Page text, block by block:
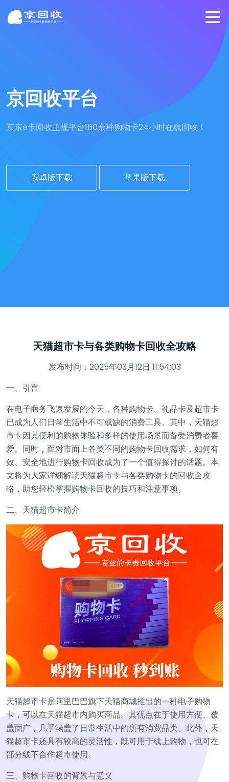
京回收平台
京东e卡回收正规平台160余种购物卡24小时在线回收！
安卓版下载 苹果版下载
天猫超市卡与各类购物卡回收全攻略
发布时间：2025年03月12日 11:54:03
一、引言
在电子商务飞速发展的今天，各种购物卡、礼品卡及超市卡
已成为人们日常生活中不可或缺的消费工具。其中，天猫超
市卡因其便利的购物体验和多样的使用场景而备受消费者喜
爱。同时，面对市面上各类不同的购物卡回收需求，如何有
效、安全地进行购物卡回收成为了一个值得探讨的话题。本
文将为大家详细解读天猫超市卡与各类购物卡的回收全攻
略，助您轻松掌握购物卡回收的技巧和注意事项。
二、天猫超市卡简介
天猫超市卡是阿里巴巴旗下天猫商城推出的一种电子购物
卡，可以在天猫超市内购买商品。其优点在于使用方便、覆
盖面广，几乎涵盖了日常生活中的所有消费品类。此外，天
猫超市卡还具有较高的灵活性，既可用于线上购物，也可在
部分线下合作超市使用。
三、购物卡回收的背景与意义